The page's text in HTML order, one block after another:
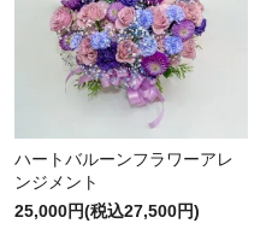
ハートバルーンフラワーアレ
ンジメント
25,000円(税込27,500円)